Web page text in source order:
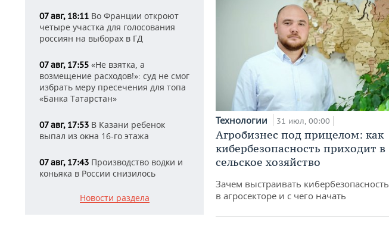
07 авг, 18:11 Во Франции откроют
четыре участка для голосования
россиян на выборах в ГД
07 авг, 17:55 «Не взятка, а
возмещение расходов!»: суд не смог
избрать меру пресечения для топа
«Банка Татарстан»
07 авг, 17:53 В Казани ребенок
выпал из окна 16-го этажа
07 авг, 17:43 Производство водки и
коньяка в России снизилось
Новости раздела
Технологии 31 июл, 00:00
Агробизнес под прицелом: как
кибербезопасность приходит в
сельское хозяйство
Зачем выстраивать кибербезопасность
в агросекторе и с чего начать